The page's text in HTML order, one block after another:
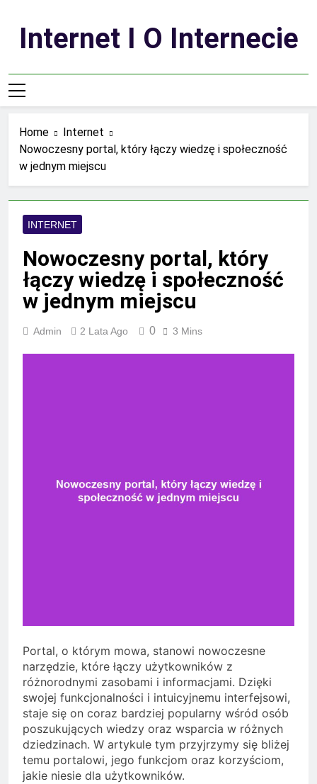
contentInternet I O Internecie
Home
Internet
Nowoczesny portal, który łączy wiedzę i społeczność
w jednym miejscu
INTERNET
Nowoczesny portal, który
łączy wiedzę i społeczność
w jednym miejscu
Admin 2 Lata Ago 0 3 Mins
Portal, o którym mowa, stanowi nowoczesne
narzędzie, które łączy użytkowników z
różnorodnymi zasobami i informacjami. Dzięki
swojej funkcjonalności i intuicyjnemu interfejsowi,
staje się on coraz bardziej popularny wśród osób
poszukujących wiedzy oraz wsparcia w różnych
dziedzinach. W artykule tym przyjrzymy się bliżej
temu portalowi, jego funkcjom oraz korzyściom,
jakie niesie dla użytkowników.